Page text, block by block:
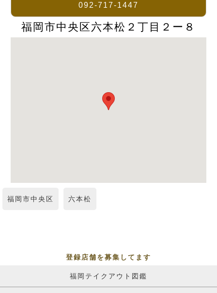
092-717-1447
福岡市中央区六本松２丁目２ー８
福岡市中央区 六本松
登録店舗を募集してます
福岡テイクアウト図鑑